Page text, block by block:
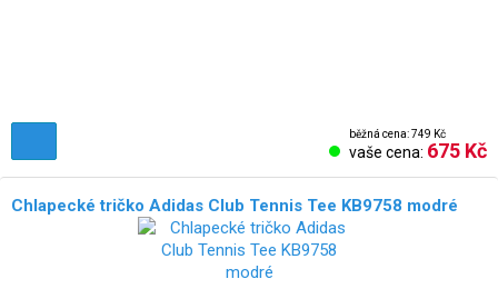
běžná cena: 749 Kč
vaše cena: 675 Kč
Chlapecké tričko Adidas Club Tennis Tee KB9758 modré